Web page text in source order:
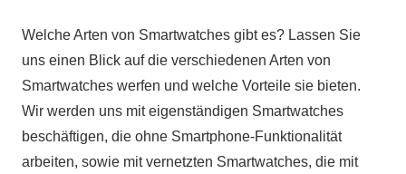
Welche Arten von Smartwatches gibt es? Lassen Sie
uns einen Blick auf die verschiedenen Arten von
Smartwatches werfen und welche Vorteile sie bieten.
Wir werden uns mit eigenständigen Smartwatches
beschäftigen, die ohne Smartphone-Funktionalität
arbeiten, sowie mit vernetzten Smartwatches, die mit